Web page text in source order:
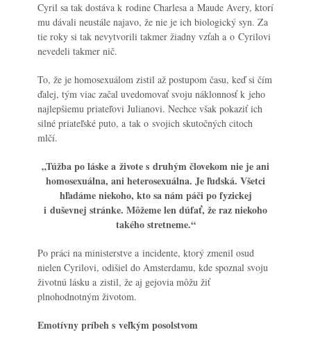
Cyril sa tak dostáva k rodine Charlesa a Maude Avery, ktorí
mu dávali neustále najavo, že nie je ich biologický syn. Za
tie roky si tak nevytvorili takmer žiadny vzťah a o Cyrilovi
nevedeli takmer nič.
To, že je homosexuálom zistil až postupom času, keď si čím
ďalej, tým viac začal uvedomovať svoju náklonnosť k jeho
najlepšiemu priateľovi Julianovi. Nechce však pokaziť ich
silné priateľské puto, a tak o svojich skutočných citoch
mlčí.
„Túžba po láske a živote s druhým človekom nie je ani
homosexuálna, ani heterosexuálna. Je ľudská. Všetci
hľadáme niekoho, kto sa nám páči po fyzickej
i duševnej stránke. Môžeme len dúfať, že raz niekoho
takého stretneme.“
Po práci na ministerstve a incidente, ktorý zmenil osud
nielen Cyrilovi, odišiel do Amsterdamu, kde spoznal svoju
životnú lásku a zistil, že aj gejovia môžu žiť
plnohodnotným životom.
Emotívny príbeh s veľkým posolstvom